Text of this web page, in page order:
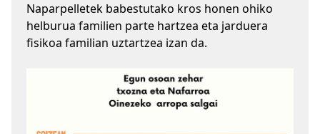
Naparpelletek babestutako kros honen ohiko
helburua familien parte hartzea eta jarduera
fisikoa familian uztartzea izan da.